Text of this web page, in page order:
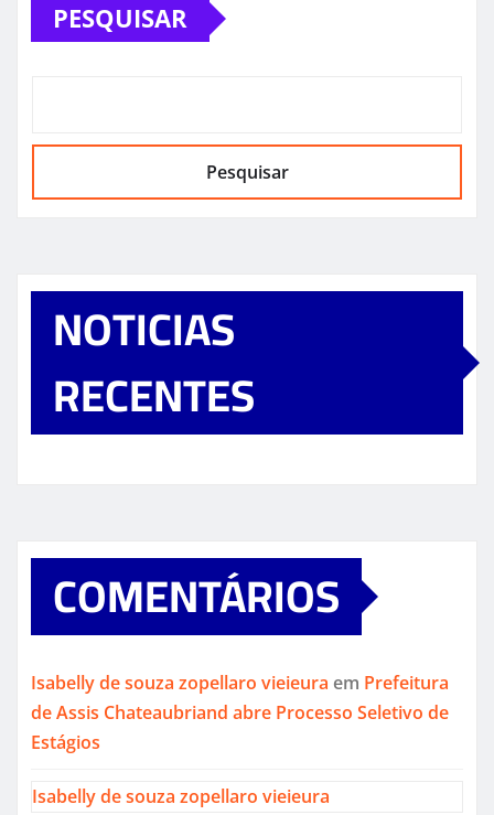
PESQUISAR
Pesquisar
NOTICIAS
RECENTES
COMENTÁRIOS
Isabelly de souza zopellaro vieieura em Prefeitura
de Assis Chateaubriand abre Processo Seletivo de
Estágios
Isabelly de souza zopellaro vieieura